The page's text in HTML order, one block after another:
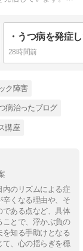
28時間前
ク障害
病治ったブログ
講座
内のリズムによる症
くなる理由や、そ
ある点など、具体
ことで、浮かぶ負の
知る手助けとなる
、心の揺らぎを穏